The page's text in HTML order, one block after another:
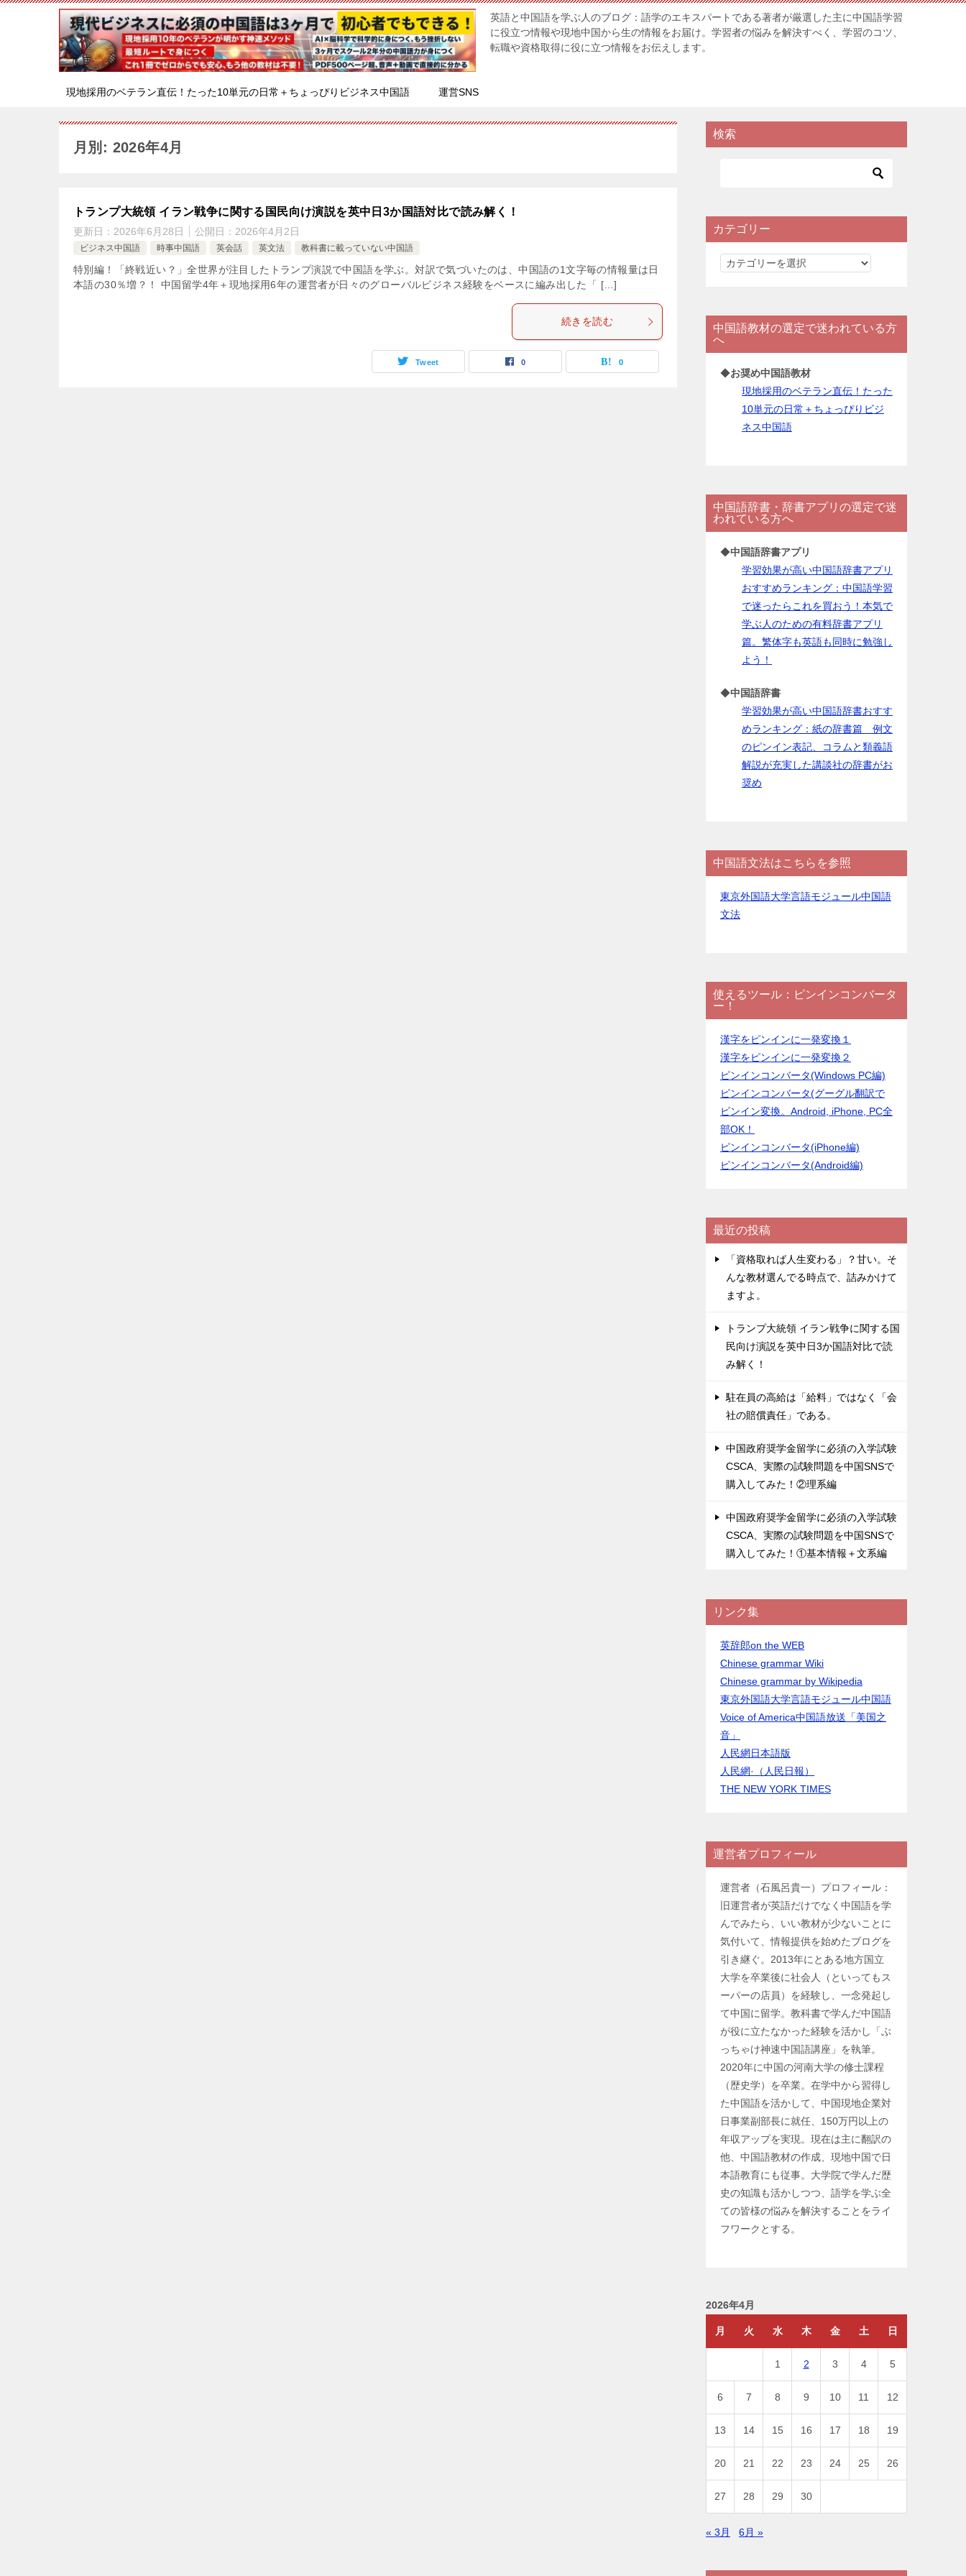
英語と中国語を学ぶ人のブログ：語学のエキスパートである著者が厳選した主に中国語学習
に役立つ情報や現地中国から生の情報をお届け。学習者の悩みを解決すべく、学習のコツ、
転職や資格取得に役に立つ情報をお伝えします。
現地採用のベテラン直伝！たった10単元の日常＋ちょっぴりビジネス中国語 運営SNS
月別: 2026年4月
トランプ大統領 イラン戦争に関する国民向け演説を英中日3か国語対比で読み解く！
更新日： 2026年6月28日 公開日： 2026年4月2日
ビジネス中国語 時事中国語 英会話 英文法 教科書に載っていない中国語
特別編！「終戦近い？」全世界が注目したトランプ演説で中国語を学ぶ。対訳で気づいたのは、中国語の1文字毎の情報量は日
本語の30％増？！ 中国留学4年＋現地採用6年の運営者が日々のグローバルビジネス経験をベースに編み出した「 […]
続きを読む
Tweet 0 0
検索
カテゴリー
カ
リ
ー
中国語教材の選定で迷われている方
へ
◆お奨め中国語教材
現地採用のベテラン直伝！たった
10単元の日常＋ちょっぴりビジ
ネス中国語
中国語辞書・辞書アプリの選定で迷
われている方へ
◆中国語辞書アプリ
学習効果が高い中国語辞書アプリ
おすすめランキング：中国語学習
で迷ったらこれを買おう！本気で
学ぶ人のための有料辞書アプリ
篇。繁体字も英語も同時に勉強し
よう！
◆中国語辞書
学習効果が高い中国語辞書おすす
めランキング：紙の辞書篇 例文
のピンイン表記、コラムと類義語
解説が充実した講談社の辞書がお
奨め
中国語文法はこちらを参照
東京外国語大学言語モジュール中国語
文法
使えるツール：ピンインコンバータ
ー！
漢字をピンインに一発変換１
漢字をピンインに一発変換２
ピンインコンバータ(Windows PC編)
ピンインコンバータ(グーグル翻訳で
ピンイン変換。Android, iPhone, PC全
部OK！
ピンインコンバータ(iPhone編)
ピンインコンバータ(Android編)
最近の投稿
「資格取れば人生変わる」？甘い。そ
んな教材選んでる時点で、詰みかけて
ますよ。
トランプ大統領 イラン戦争に関する国
民向け演説を英中日3か国語対比で読
み解く！
駐在員の高給は「給料」ではなく「会
社の賠償責任」である。
中国政府奨学金留学に必須の入学試験
CSCA、実際の試験問題を中国SNSで
購入してみた！②理系編
中国政府奨学金留学に必須の入学試験
CSCA、実際の試験問題を中国SNSで
購入してみた！①基本情報＋文系編
リンク集
英辞郎on the WEB
Chinese grammar Wiki
Chinese grammar by Wikipedia
東京外国語大学言語モジュール中国語
Voice of America中国語放送「美国之
音」
人民網日本語版
人民網·（人民日報）
THE NEW YORK TIMES
運営者プロフィール
運営者（石風呂貴一）プロフィール：
旧運営者が英語だけでなく中国語を学
んでみたら、いい教材が少ないことに
気付いて、情報提供を始めたブログを
引き継ぐ。2013年にとある地方国立
大学を卒業後に社会人（といってもス
ーパーの店員）を経験し、一念発起し
て中国に留学。教科書で学んだ中国語
が役に立たなかった経験を活かし「ぶ
っちゃけ神速中国語講座」を執筆。
2020年に中国の河南大学の修士課程
（歴史学）を卒業。在学中から習得し
た中国語を活かして、中国現地企業対
日事業副部長に就任、150万円以上の
年収アップを実現。現在は主に翻訳の
他、中国語教材の作成、現地中国で日
本語教育にも従事。大学院で学んだ歴
史の知識も活かしつつ、語学を学ぶ全
ての皆様の悩みを解決することをライ
フワークとする。
2026年4月
月 火 水 木 金 土 日
1 2 3 4 5
6 7 8 9 10 11 12
13 14 15 16 17 18 19
20 21 22 23 24 25 26
27 28 29 30
« 3月 6月 »